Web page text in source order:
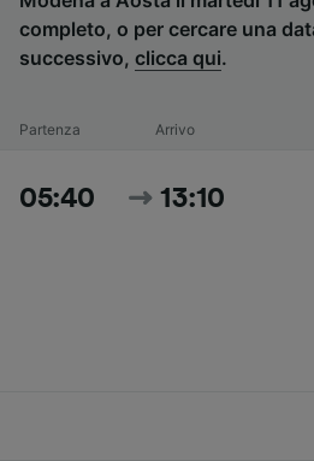
completo, o per cercare una
successivo, clicca qui.
Partenza Arrivo
05:40 13:10